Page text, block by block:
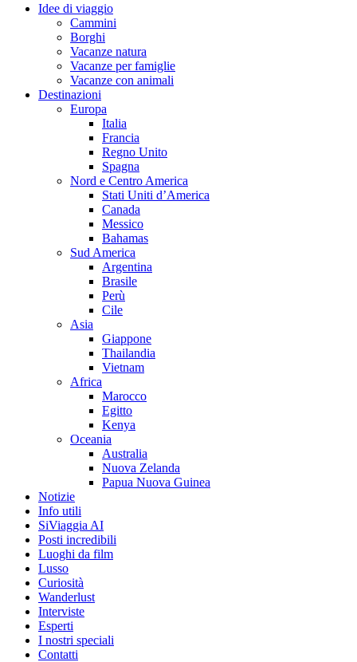
Idee di viaggio
Cammini
Borghi
Vacanze natura
Vacanze per famiglie
Vacanze con animali
Destinazioni
Europa
Italia
Francia
Regno Unito
Spagna
Nord e Centro America
Stati Uniti d’America
Canada
Messico
Bahamas
Sud America
Argentina
Brasile
Perù
Cile
Asia
Giappone
Thailandia
Vietnam
Africa
Marocco
Egitto
Kenya
Oceania
Australia
Nuova Zelanda
Papua Nuova Guinea
Notizie
Info utili
SiViaggia AI
Posti incredibili
Luoghi da film
Lusso
Curiosità
Wanderlust
Interviste
Esperti
I nostri speciali
Contatti